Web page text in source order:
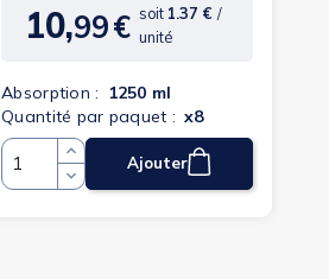
Prix
10,99€ soit 1.37 € /
unité
Absorption :
1250 ml
Quantité par paquet : x8
QuantitéAjouter